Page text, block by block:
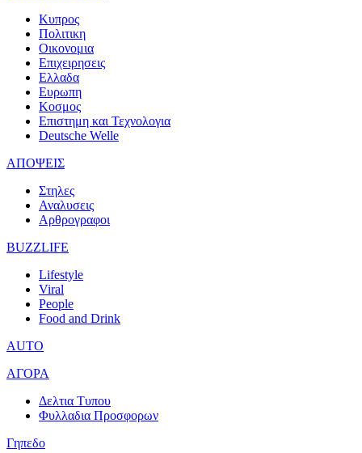
Κυπρος
Πολιτικη
Οικονομια
Επιχειρησεις
Ελλαδα
Ευρωπη
Κοσμος
Επιστημη και Τεχνολογια
Deutsche Welle
ΑΠΟΨΕΙΣ
Στηλες
Αναλυσεις
Αρθρογραφοι
BUZZLIFE
Lifestyle
Viral
People
Food and Drink
AUTO
ΑΓΟΡΑ
Δελτια Τυπου
Φυλλαδια Προσφορων
Γηπεδο